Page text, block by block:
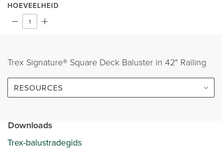
HOEVEELHEID
Trex Signature® Square Deck Baluster in 42" Railing
RESOURCES
Downloads
Trex-balustradegids